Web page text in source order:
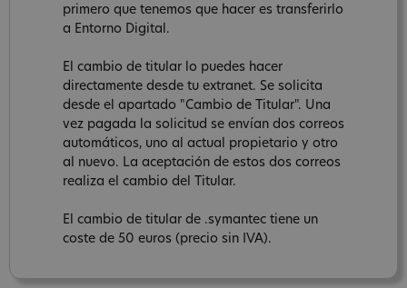
primero que tenemos que hacer es transferirlo
a Entorno Digital.
El cambio de titular lo puedes hacer
directamente desde tu extranet. Se solicita
desde el apartado "Cambio de Titular". Una
vez pagada la solicitud se envían dos correos
automáticos, uno al actual propietario y otro
al nuevo. La aceptación de estos dos correos
realiza el cambio del Titular.
El cambio de titular de .symantec tiene un
coste de 50 euros (precio sin IVA).